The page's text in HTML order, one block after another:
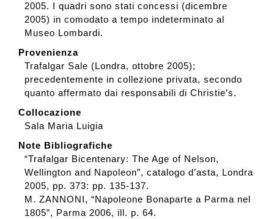
2005. I quadri sono stati concessi (dicembre
2005) in comodato a tempo indeterminato al
Museo Lombardi.
Provenienza
Trafalgar Sale (Londra, ottobre 2005);
precedentemente in collezione privata, secondo
quanto affermato dai responsabili di Christie’s.
Collocazione
Sala Maria Luigia
Note Bibliografiche
“Trafalgar Bicentenary: The Age of Nelson,
Wellington and Napoleon”, catalogo d’asta, Londra
2005, pp. 373: pp. 135-137.
M. ZANNONI, “Napoleone Bonaparte a Parma nel
1805”, Parma 2006, ill. p. 64.